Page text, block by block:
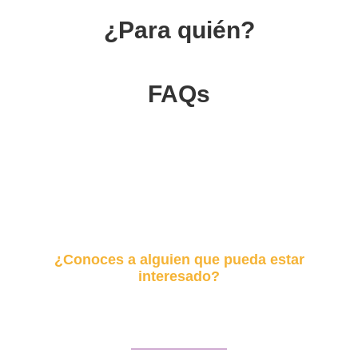
¿Para quién?
FAQs
¿Conoces a alguien que pueda estar
interesado?